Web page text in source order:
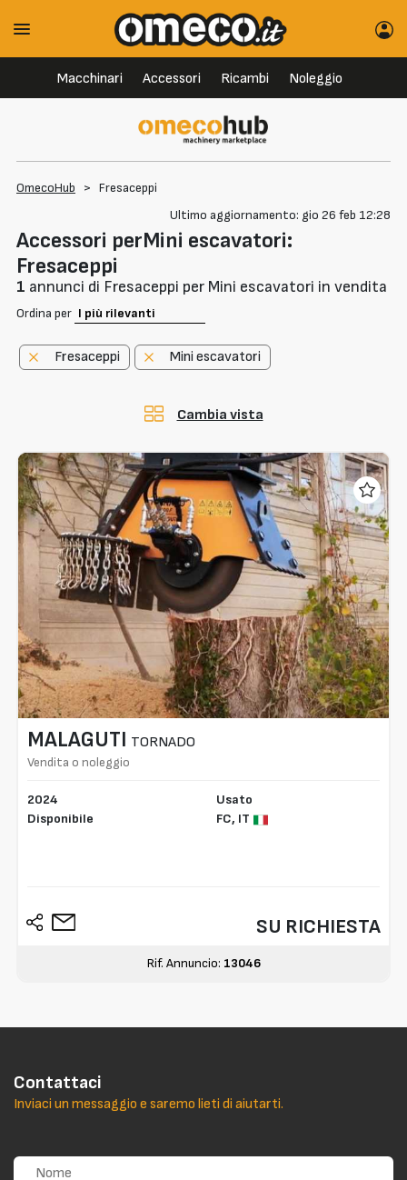
Macchinari Accessori Ricambi Noleggio
OmecoHub > Fresaceppi
Ultimo aggiornamento: gio 26 feb 12:28
Accessori perMini escavatori:
Fresaceppi
1 annunci di Fresaceppi per Mini escavatori in vendita
Ordina per
Fresaceppi Mini escavatori
Cambia vista
MALAGUTI TORNADO
Vendita o noleggio
2024
Disponibile
Usato
FC, IT
SU RICHIESTA
Rif. Annuncio: 13046
Contattaci
Inviaci un messaggio e saremo lieti di aiutarti.